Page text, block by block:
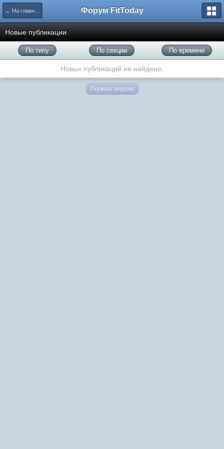
← На главную Форум FitToday
Новые публикации
По типу По секции По времени
Новых публикаций не найдено.
Полная версия